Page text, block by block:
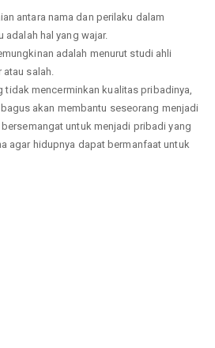
antara nama dan perilaku dalam
hal yang wajar.
adalah menurut studi ahli
salah.
tidak mencerminkan kualitas pribadinya,
akan membantu seseorang menjadi
untuk menjadi pribadi yang
agar hidupnya dapat bermanfaat untuk